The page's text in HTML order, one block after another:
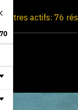
Filtres actifs: 76